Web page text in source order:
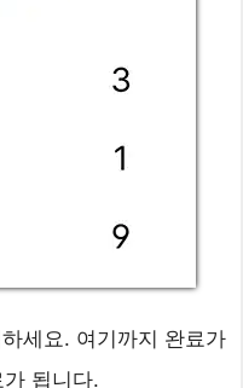
세요. 여기까지 완료가
됩니다.